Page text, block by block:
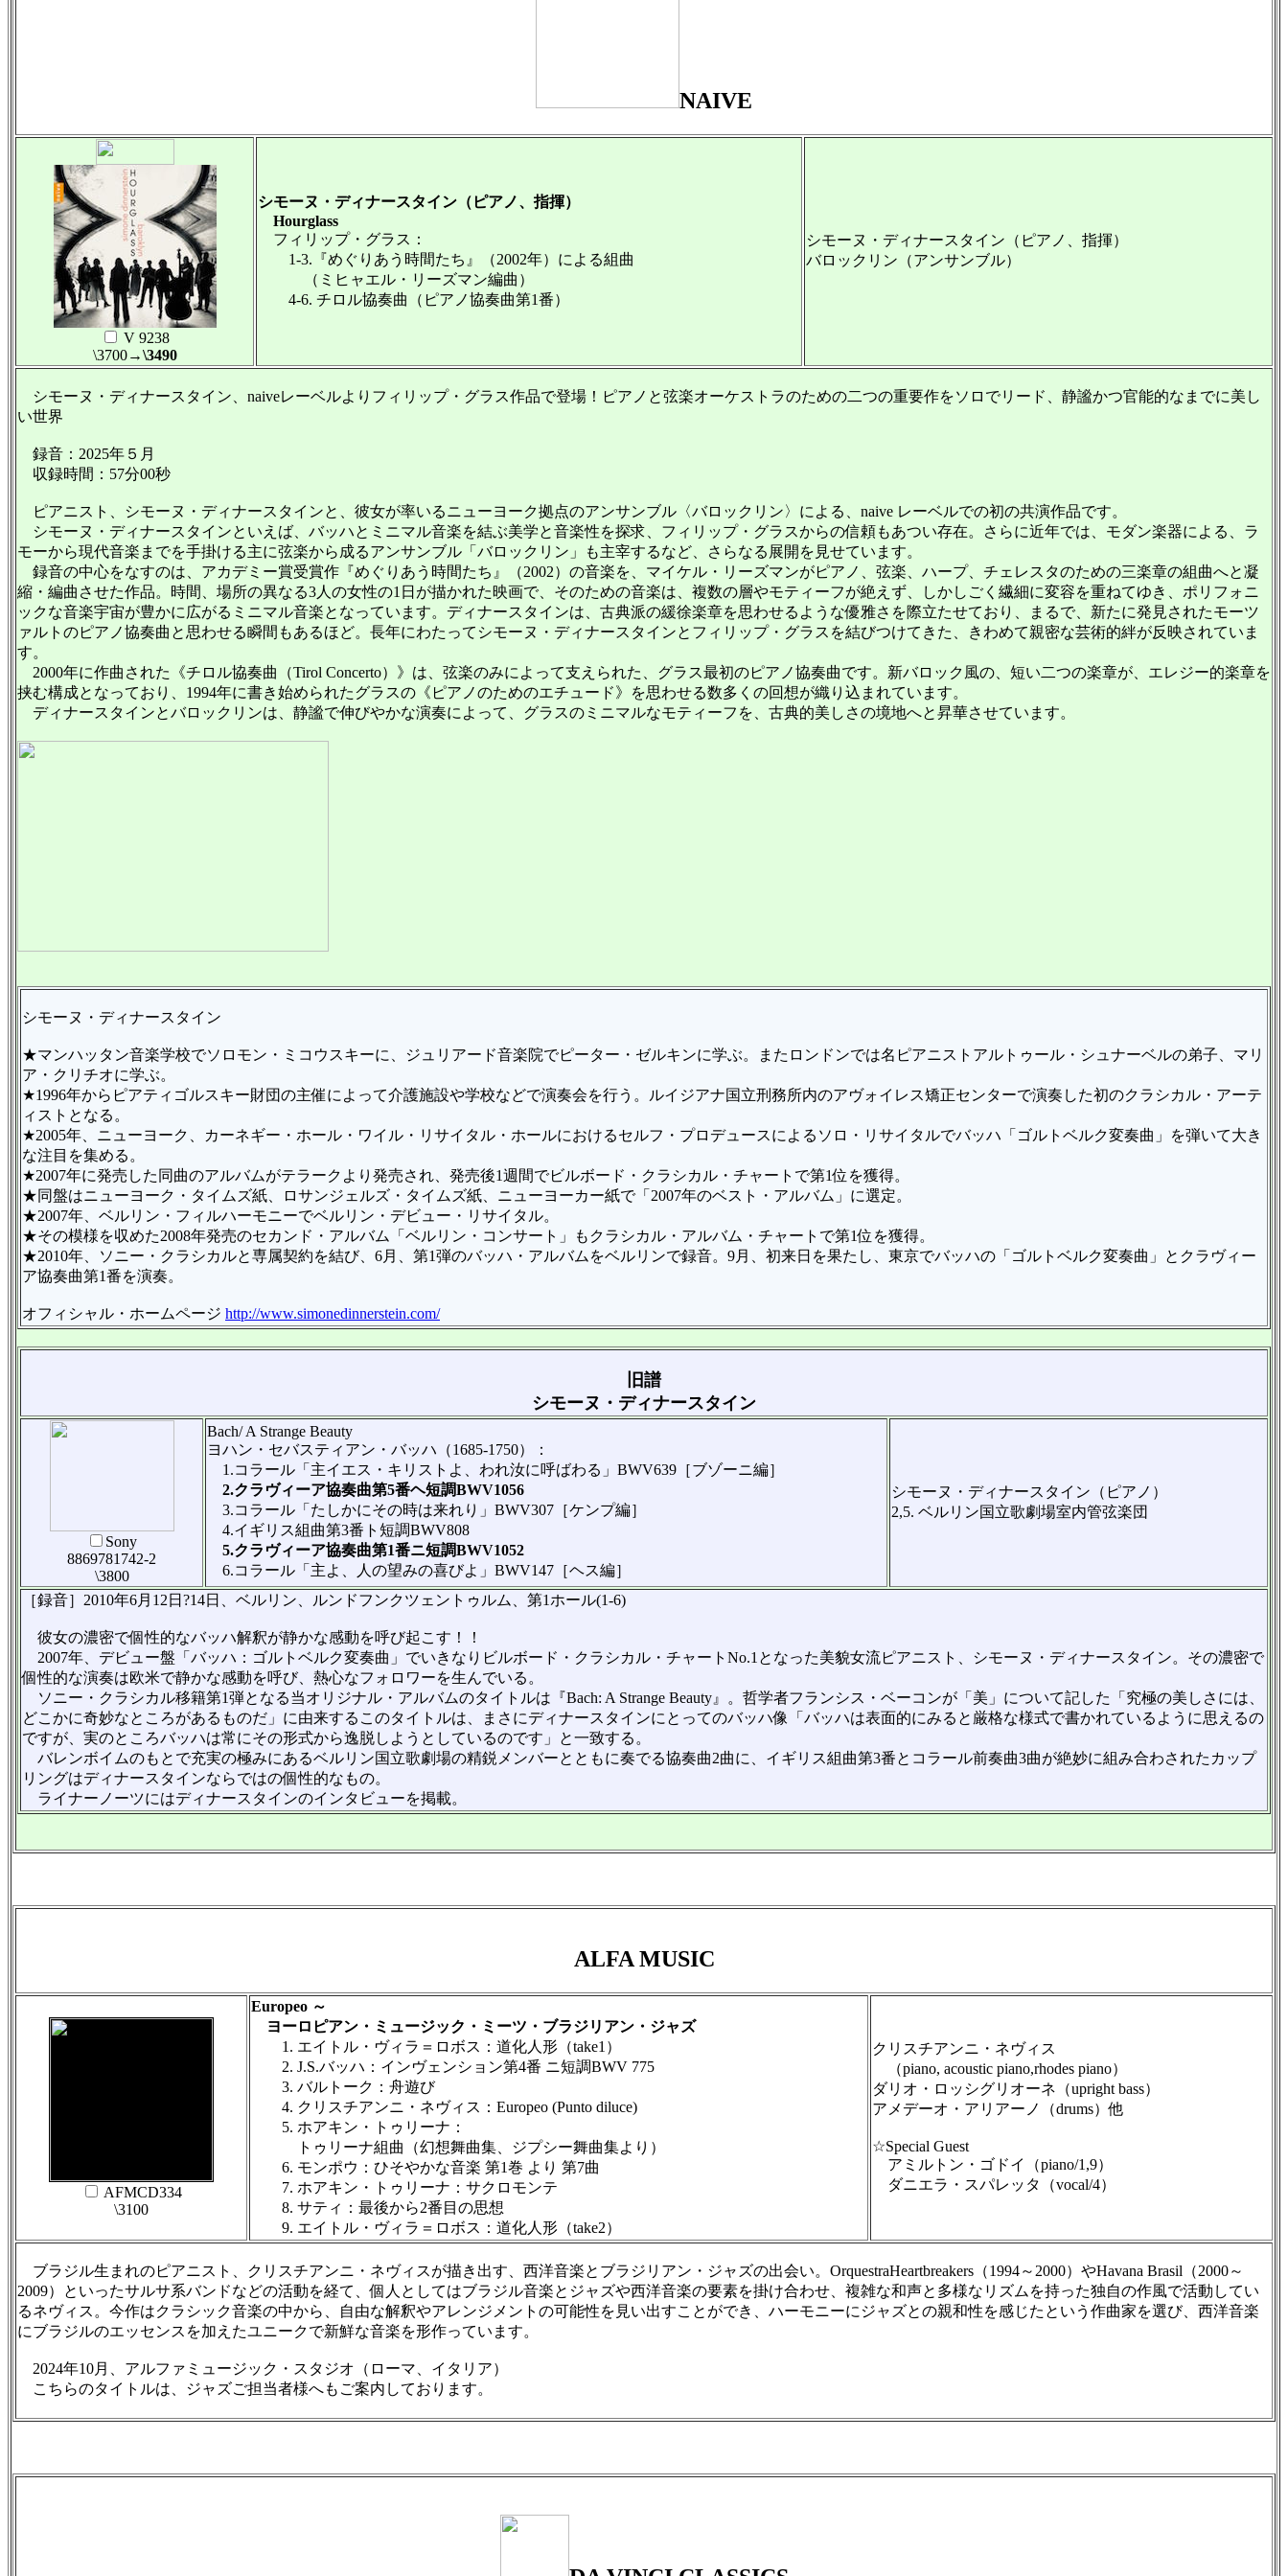
NAIVE
V 9238
\3700→\3490
シモーヌ・ディナースタイン（ピアノ、指揮）
Hourglass
フィリップ・グラス：
1-3.『めぐりあう時間たち』（2002年）による組曲
（ミヒャエル・リーズマン編曲）
4-6. チロル協奏曲（ピアノ協奏曲第1番）
シモーヌ・ディナースタイン（ピアノ、指揮）
バロックリン（アンサンブル）
シモーヌ・ディナースタイン、naiveレーベルよりフィリップ・グラス作品で登場！ピアノと弦楽オーケストラのための二つの重要作をソロでリード、静謐かつ官能的なまでに美し
い世界
録音：2025年５月
収録時間：57分00秒
ピアニスト、シモーヌ・ディナースタインと、彼女が率いるニューヨーク拠点のアンサンブル〈バロックリン〉による、naive レーベルでの初の共演作品です。
シモーヌ・ディナースタインといえば、バッハとミニマル音楽を結ぶ美学と音楽性を探求、フィリップ・グラスからの信頼もあつい存在。さらに近年では、モダン楽器による、ラ
モーから現代音楽までを手掛ける主に弦楽から成るアンサンブル「バロックリン」も主宰するなど、さらなる展開を見せています。
録音の中心をなすのは、アカデミー賞受賞作『めぐりあう時間たち』（2002）の音楽を、マイケル・リーズマンがピアノ、弦楽、ハープ、チェレスタのための三楽章の組曲へと凝
縮・編曲させた作品。時間、場所の異なる3人の女性の1日が描かれた映画で、そのための音楽は、複数の層やモティーフが絶えず、しかしごく繊細に変容を重ねてゆき、ポリフォニ
ックな音楽宇宙が豊かに広がるミニマル音楽となっています。ディナースタインは、古典派の緩徐楽章を思わせるような優雅さを際立たせており、まるで、新たに発見されたモーツ
ァルトのピアノ協奏曲と思わせる瞬間もあるほど。長年にわたってシモーヌ・ディナースタインとフィリップ・グラスを結びつけてきた、きわめて親密な芸術的絆が反映されていま
す。
2000年に作曲された《チロル協奏曲（Tirol Concerto）》は、弦楽のみによって支えられた、グラス最初のピアノ協奏曲です。新バロック風の、短い二つの楽章が、エレジー的楽章を
挟む構成となっており、1994年に書き始められたグラスの《ピアノのためのエチュード》を思わせる数多くの回想が織り込まれています。
ディナースタインとバロックリンは、静謐で伸びやかな演奏によって、グラスのミニマルなモティーフを、古典的美しさの境地へと昇華させています。
シモーヌ・ディナースタイン
★マンハッタン音楽学校でソロモン・ミコウスキーに、ジュリアード音楽院でピーター・ゼルキンに学ぶ。またロンドンでは名ピアニストアルトゥール・シュナーベルの弟子、マリ
ア・クリチオに学ぶ。
★1996年からピアティゴルスキー財団の主催によって介護施設や学校などで演奏会を行う。ルイジアナ国立刑務所内のアヴォイレス矯正センターで演奏した初のクラシカル・アーテ
ィストとなる。
★2005年、ニューヨーク、カーネギー・ホール・ワイル・リサイタル・ホールにおけるセルフ・プロデュースによるソロ・リサイタルでバッハ「ゴルトベルク変奏曲」を弾いて大き
な注目を集める。
★2007年に発売した同曲のアルバムがテラークより発売され、発売後1週間でビルボード・クラシカル・チャートで第1位を獲得。
★同盤はニューヨーク・タイムズ紙、ロサンジェルズ・タイムズ紙、ニューヨーカー紙で「2007年のベスト・アルバム」に選定。
★2007年、ベルリン・フィルハーモニーでベルリン・デビュー・リサイタル。
★その模様を収めた2008年発売のセカンド・アルバム「ベルリン・コンサート」もクラシカル・アルバム・チャートで第1位を獲得。
★2010年、ソニー・クラシカルと専属契約を結び、6月、第1弾のバッハ・アルバムをベルリンで録音。9月、初来日を果たし、東京でバッハの「ゴルトベルク変奏曲」とクラヴィー
ア協奏曲第1番を演奏。
オフィシャル・ホームページ http://www.simonedinnerstein.com/
旧譜
シモーヌ・ディナースタイン
Sony
8869781742-2
\3800
Bach/ A Strange Beauty
ヨハン・セバスティアン・バッハ（1685-1750）：
1.コラール「主イエス・キリストよ、われ汝に呼ばわる」BWV639［ブゾーニ編］
2.クラヴィーア協奏曲第5番ヘ短調BWV1056
3.コラール「たしかにその時は来れり」BWV307［ケンプ編］
4.イギリス組曲第3番ト短調BWV808
5.クラヴィーア協奏曲第1番ニ短調BWV1052
6.コラール「主よ、人の望みの喜びよ」BWV147［ヘス編］
シモーヌ・ディナースタイン（ピアノ）
2,5. ベルリン国立歌劇場室内管弦楽団
［録音］2010年6月12日?14日、ベルリン、ルンドフンクツェントゥルム、第1ホール(1-6)
彼女の濃密で個性的なバッハ解釈が静かな感動を呼び起こす！！
2007年、デビュー盤「バッハ：ゴルトベルク変奏曲」でいきなりビルボード・クラシカル・チャートNo.1となった美貌女流ピアニスト、シモーヌ・ディナースタイン。その濃密で
個性的な演奏は欧米で静かな感動を呼び、熱心なフォロワーを生んでいる。
ソニー・クラシカル移籍第1弾となる当オリジナル・アルバムのタイトルは『Bach: A Strange Beauty』。哲学者フランシス・ベーコンが「美」について記した「究極の美しさには、
どこかに奇妙なところがあるものだ」に由来するこのタイトルは、まさにディナースタインにとってのバッハ像「バッハは表面的にみると厳格な様式で書かれているように思えるの
ですが、実のところバッハは常にその形式から逸脱しようとしているのです」と一致する。
バレンボイムのもとで充実の極みにあるベルリン国立歌劇場の精鋭メンバーとともに奏でる協奏曲2曲に、イギリス組曲第3番とコラール前奏曲3曲が絶妙に組み合わされたカップ
リングはディナースタインならではの個性的なもの。
ライナーノーツにはディナースタインのインタビューを掲載。
ALFA MUSIC
AFMCD334
\3100
Europeo ～
ヨーロピアン・ミュージック・ミーツ・ブラジリアン・ジャズ
1. エイトル・ヴィラ＝ロボス：道化人形（take1）
2. J.S.バッハ：インヴェンション第4番 ニ短調BWV 775
3. バルトーク：舟遊び
4. クリスチアンニ・ネヴィス：Europeo (Punto diluce)
5. ホアキン・トゥリーナ：
トゥリーナ組曲（幻想舞曲集、ジプシー舞曲集より）
6. モンポウ：ひそやかな音楽 第1巻 より 第7曲
7. ホアキン・トゥリーナ：サクロモンテ
8. サティ：最後から2番目の思想
9. エイトル・ヴィラ＝ロボス：道化人形（take2）
クリスチアンニ・ネヴィス
（piano, acoustic piano,rhodes piano）
ダリオ・ロッシグリオーネ（upright bass）
アメデーオ・アリアーノ（drums）他
☆Special Guest
アミルトン・ゴドイ（piano/1,9）
ダニエラ・スパレッタ（vocal/4）
ブラジル生まれのピアニスト、クリスチアンニ・ネヴィスが描き出す、西洋音楽とブラジリアン・ジャズの出会い。OrquestraHeartbreakers（1994～2000）やHavana Brasil（2000～
2009）といったサルサ系バンドなどの活動を経て、個人としてはブラジル音楽とジャズや西洋音楽の要素を掛け合わせ、複雑な和声と多様なリズムを持った独自の作風で活動してい
るネヴィス。今作はクラシック音楽の中から、自由な解釈やアレンジメントの可能性を見い出すことができ、ハーモニーにジャズとの親和性を感じたという作曲家を選び、西洋音楽
にブラジルのエッセンスを加えたユニークで新鮮な音楽を形作っています。
2024年10月、アルファミュージック・スタジオ（ローマ、イタリア）
こちらのタイトルは、ジャズご担当者様へもご案内しております。